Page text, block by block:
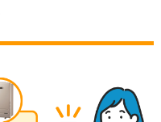
三菱 ルームエアコン MSZ-
JXV2526-W